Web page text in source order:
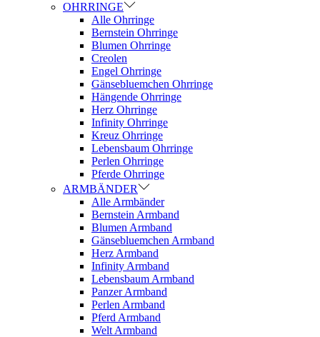
OHRRINGE
Alle Ohrringe
Bernstein Ohrringe
Blumen Ohrringe
Creolen
Engel Ohrringe
Gänsebluemchen Ohrringe
Hängende Ohrringe
Herz Ohrringe
Infinity Ohrringe
Kreuz Ohrringe
Lebensbaum Ohrringe
Perlen Ohrringe
Pferde Ohrringe
ARMBÄNDER
Alle Armbänder
Bernstein Armband
Blumen Armband
Gänsebluemchen Armband
Herz Armband
Infinity Armband
Lebensbaum Armband
Panzer Armband
Perlen Armband
Pferd Armband
Welt Armband